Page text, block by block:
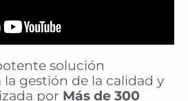
solución
gestión de la calidad y
por Más de 300